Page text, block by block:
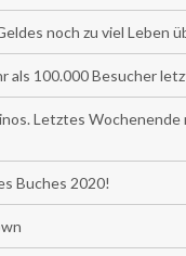
noch zu viel Leben
als 100.000 Besucher
Letztes Wochenende
Buches 2020!